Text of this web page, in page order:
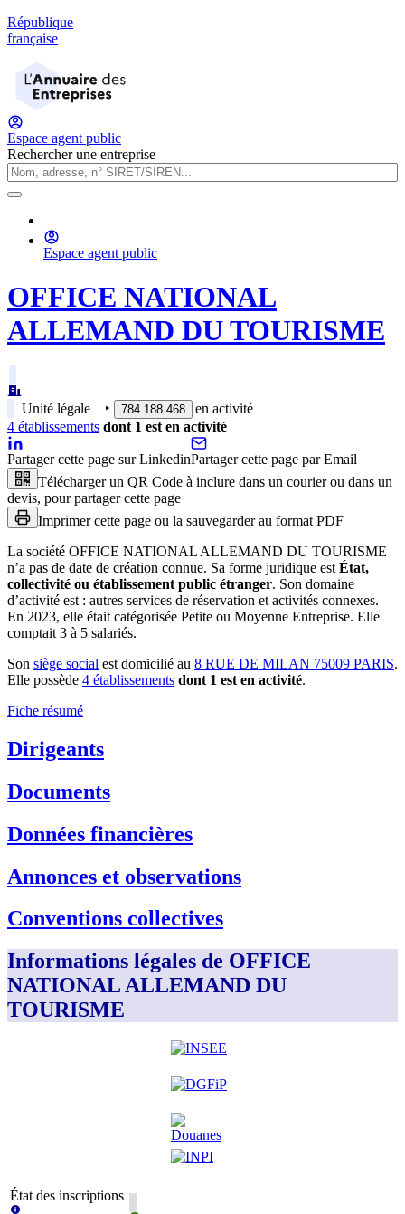
République
française
Espace agent public
Rechercher une entreprise
Espace agent public
OFFICE NATIONAL
ALLEMAND DU TOURISME
Unité légale ‣ 784 188 468
en activité
4 établissements dont 1 est en activité
Partager cette page sur LinkedinPartager cette page par Email
Télécharger un QR Code à inclure dans un courier ou dans un
devis, pour partager cette page
Imprimer cette page ou la sauvegarder au format PDF
La société OFFICE NATIONAL ALLEMAND DU TOURISME
n’a pas de date de création connue. Sa forme juridique est État,
collectivité ou établissement public étranger. Son domaine
d’activité est : autres services de réservation et activités connexes.
En 2023, elle était catégorisée Petite ou Moyenne Entreprise. Elle
comptait 3 à 5 salariés.
Son siège social est domicilié au 8 RUE DE MILAN 75009 PARIS.
Elle possède 4 établissements dont 1 est en activité.
Fiche résumé
Dirigeants
Documents
Données financières
Annonces et observations
Conventions collectives
Informations légales de OFFICE
NATIONAL ALLEMAND DU
TOURISME
État des inscriptions